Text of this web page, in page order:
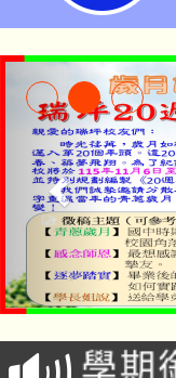
鼓勵貴校踴
學
淨零
會
115
程
學期